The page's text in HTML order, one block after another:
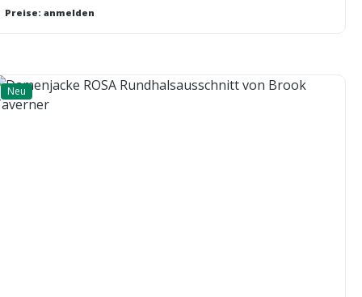
Preise: anmelden
Neu